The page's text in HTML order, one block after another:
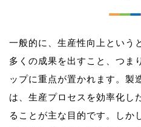
一般的に、生産性向上という
多くの成果を出すこと、つま
ップに重点が置かれます。製
は、生産プロセスを効率化し
ることが主な目的です。しか